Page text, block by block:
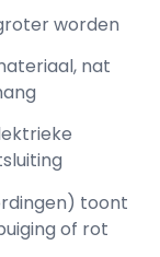
worden
nat
toont
of rot